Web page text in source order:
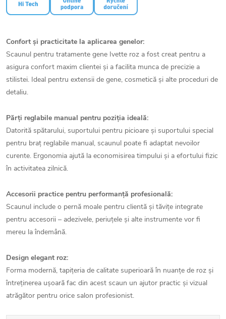
Confort și practicitate la aplicarea genelor:
Scaunul pentru tratamente gene Ivette roz a fost creat pentru a
asigura confort maxim clientei și a facilita munca de precizie a
stilistei. Ideal pentru extensii de gene, cosmetică și alte proceduri de
detaliu.
Părți reglabile manual pentru poziția ideală:
Datorită spătarului, suportului pentru picioare și suportului special
pentru braț reglabile manual, scaunul poate fi adaptat nevoilor
curente. Ergonomia ajută la economisirea timpului și a efortului fizic
în activitatea zilnică.
Accesorii practice pentru performanță profesională:
Scaunul include o pernă moale pentru clientă și tăvițe integrate
pentru accesorii – adezivele, periuțele și alte instrumente vor fi
mereu la îndemână.
Design elegant roz:
Forma modernă, tapițeria de calitate superioară în nuanțe de roz și
întreținerea ușoară fac din acest scaun un ajutor practic și vizual
atrăgător pentru orice salon profesionist.